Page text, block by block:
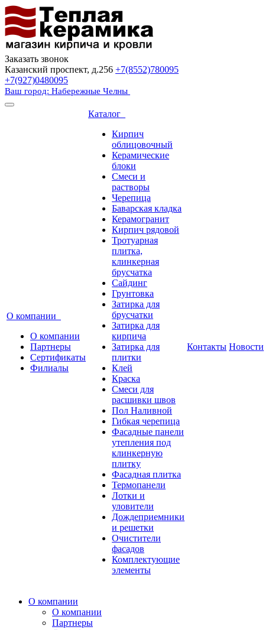
Заказать звонок
Казанский проспект, д.256 +7(8552)780095
+7(927)0480095
Ваш город: Набережные Челны
О компании
О компании
Партнеры
Сертификаты
Филиалы
Каталог
Кирпич
облицовочный
Керамические
блоки
Смеси и
растворы
Черепица
Баварская кладка
Керамогранит
Кирпич рядовой
Тротуарная
плитка,
клинкерная
брусчатка
Сайдинг
Грунтовка
Затирка для
брусчатки
Затирка для
кирпича
Затирка для
плитки
Клей
Краска
Смеси для
расшивки швов
Пол Наливной
Гибкая черепица
Фасадные панели
утепления под
клинкерную
плитку
Фасадная плитка
Термопанели
Лотки и
уловители
Дождеприемники
и решетки
Очистители
фасадов
Комплектующие
элементы
Контакты Новости
О компании
О компании
Партнеры